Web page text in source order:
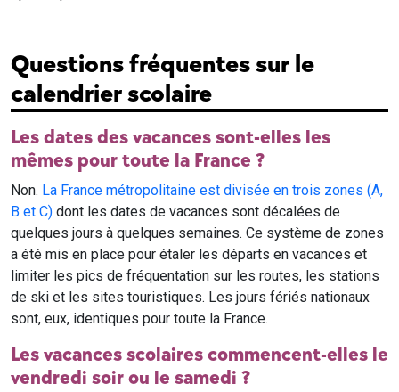
Questions fréquentes sur le
calendrier scolaire
Les dates des vacances sont-elles les
mêmes pour toute la France ?
Non. La France métropolitaine est divisée en trois zones (A,
B et C) dont les dates de vacances sont décalées de
quelques jours à quelques semaines. Ce système de zones
a été mis en place pour étaler les départs en vacances et
limiter les pics de fréquentation sur les routes, les stations
de ski et les sites touristiques. Les jours fériés nationaux
sont, eux, identiques pour toute la France.
Les vacances scolaires commencent-elles le
vendredi soir ou le samedi ?